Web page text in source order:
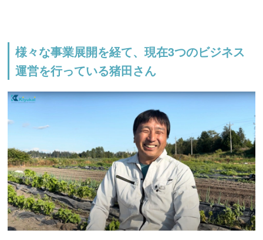
様々な事業展開を経て、現在3つのビジネス
運営を行っている猪田さん